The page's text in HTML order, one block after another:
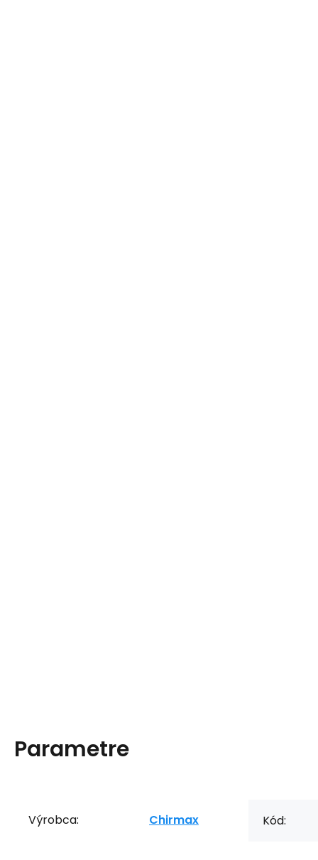
Parametre
Výrobca: Chirmax Kód: